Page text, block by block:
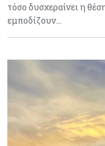
τόσο δυσχεραίνει η
εμποδίζουν…